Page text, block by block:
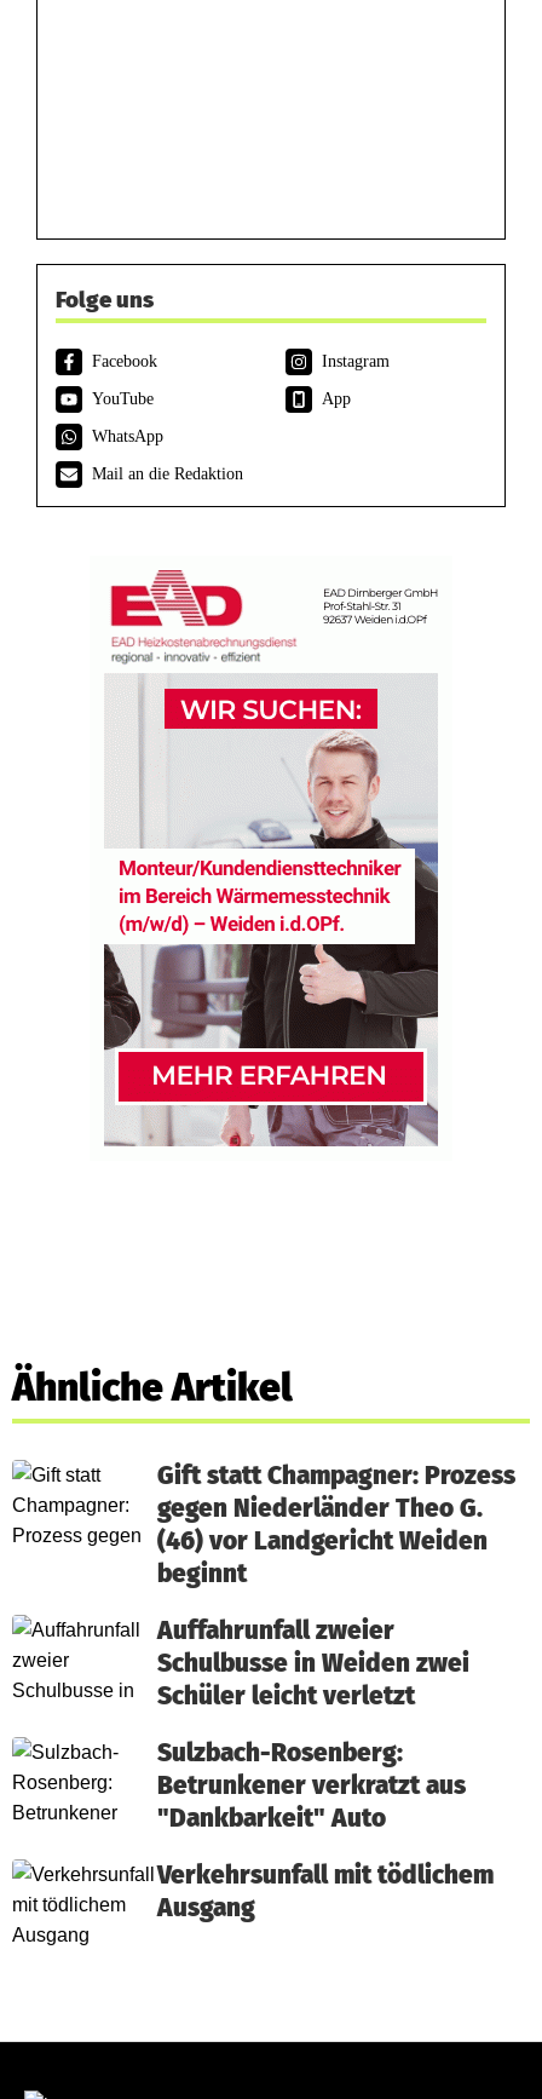
Folge uns
Facebook
Instagram
YouTube
App
WhatsApp
Mail an die Redaktion
Ähnliche Artikel
Gift statt Champagner: Prozess
gegen Niederländer Theo G.
(46) vor Landgericht Weiden
beginnt
Auffahrunfall zweier
Schulbusse in Weiden zwei
Schüler leicht verletzt
Sulzbach-Rosenberg:
Betrunkener verkratzt aus
"Dankbarkeit" Auto
Verkehrsunfall mit tödlichem
Ausgang